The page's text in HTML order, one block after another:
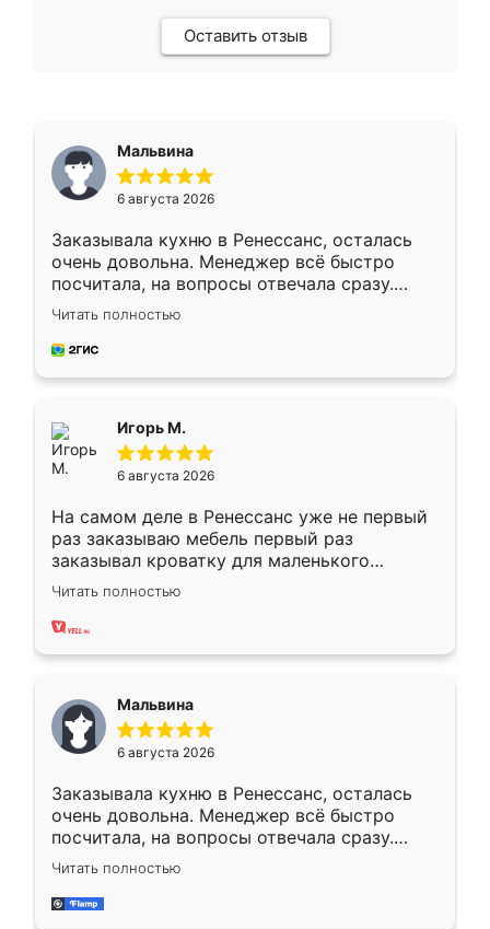
Оставить отзыв
Мальвина
6 августа 2026
Заказывала кухню в Ренессанс, осталась
очень довольна. Менеджер всё быстро
посчитала, на вопросы отвечала сразу.
Замерщик приехал в субботу, подошёл к
делу со всей ответственностью. Собрали
за день, ребята работали аккуратно, даже
Читать полностью
Игорь М.
6 августа 2026
На самом деле в Ренессанс уже не первый
раз заказываю мебель первый раз
заказывал кроватку для маленького
ребёнка при его рождении ,во второй раз
заказал шкаф-купе. По качеству очень
хорошее сборка достаточно быстрая,
меньше, здесь же он более разнообразный.
Мне нравится ,если что-то потребуется из
мебели буду заказывать только здесь.
Читать полностью
Мальвина
6 августа 2026
Заказывала кухню в Ренессанс, осталась
очень довольна. Менеджер всё быстро
посчитала, на вопросы отвечала сразу.
Замерщик приехал в субботу, подошёл к
делу со всей ответственностью. Собрали
за день, ребята работали аккуратно, даже
Читать полностью